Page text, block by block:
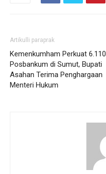
Artikulli paraprak
Kemenkumham Perkuat 6.110
Posbankum di Sumut, Bupati
Asahan Terima Penghargaan
Menteri Hukum